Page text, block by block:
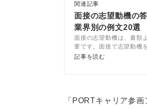
0
関連記事
面接の志望動機の
業界別の例文20選
面接の志望動機は、書類
要です。面接で志望動機
テップで面接の志望動機
記事を読む
「PORTキャリア参